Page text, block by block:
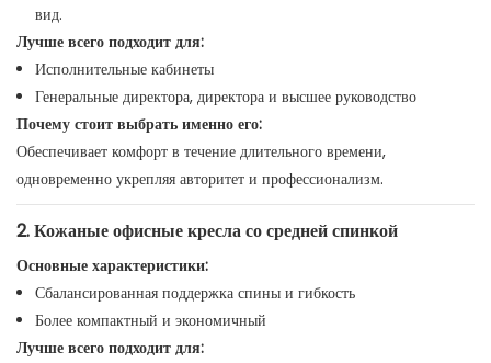
вид.
Лучше всего подходит для:
Исполнительные кабинеты
Генеральные директора, директора и высшее руководство
Почему стоит выбрать именно его:
Обеспечивает комфорт в течение длительного времени,
одновременно укрепляя авторитет и профессионализм.
2. Кожаные офисные кресла со средней спинкой
Основные характеристики:
Сбалансированная поддержка спины и гибкость
Более компактный и экономичный
Лучше всего подходит для: